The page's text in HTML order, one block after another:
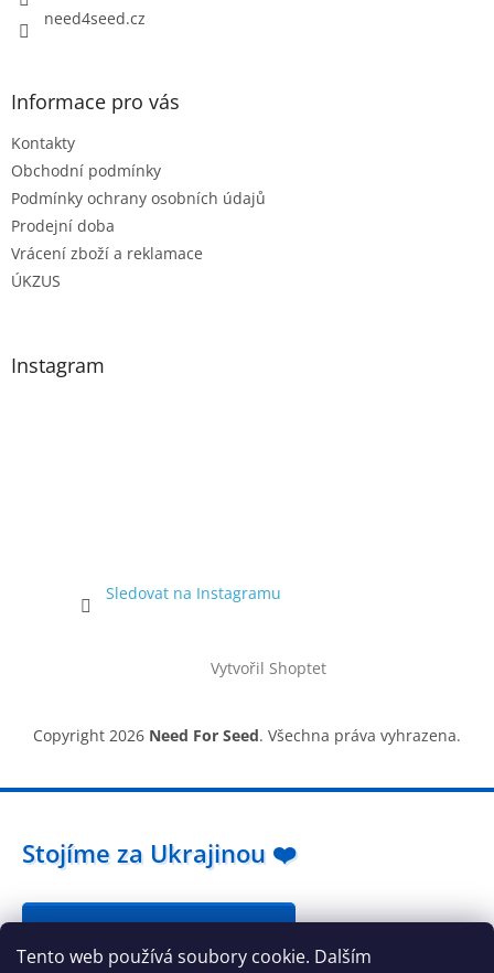
Tento web používá soubory cookie. Dalším
need4seed.cz
Informace pro vás
Kontakty
Obchodní podmínky
Podmínky ochrany osobních údajů
Prodejní doba
Vrácení zboží a reklamace
ÚKZUS
Instagram
Sledovat na Instagramu
Vytvořil Shoptet
Copyright 2026 Need For Seed. Všechna práva vyhrazena.
Stojíme za Ukrajinou ❤️